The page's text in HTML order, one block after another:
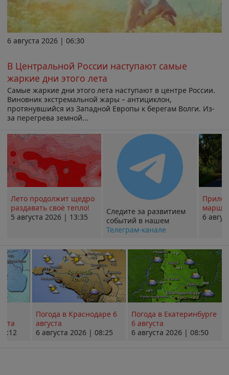
6 августа 2026 | 06:30
В Центральной России наступают самые
жаркие дни этого лета
Самые жаркие дни этого лета наступают в центре России.
Виновник экстремальной жары – антициклон,
протянувшийся из Западной Европы к берегам Волги. Из-
за перегрева земной...
Лето продолжит щедро
раздавать своё тепло!
5 августа 2026 | 13:35
Следите за развитием
событий в нашем
Телеграм-канале
6
Погода в Краснодаре 6
августа
6 августа 2026 | 08:25
Погода в Екатеринбурге
6 августа
6 августа 2026 | 08:50